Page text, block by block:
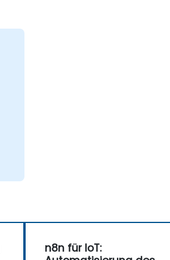
n8n für IoT: